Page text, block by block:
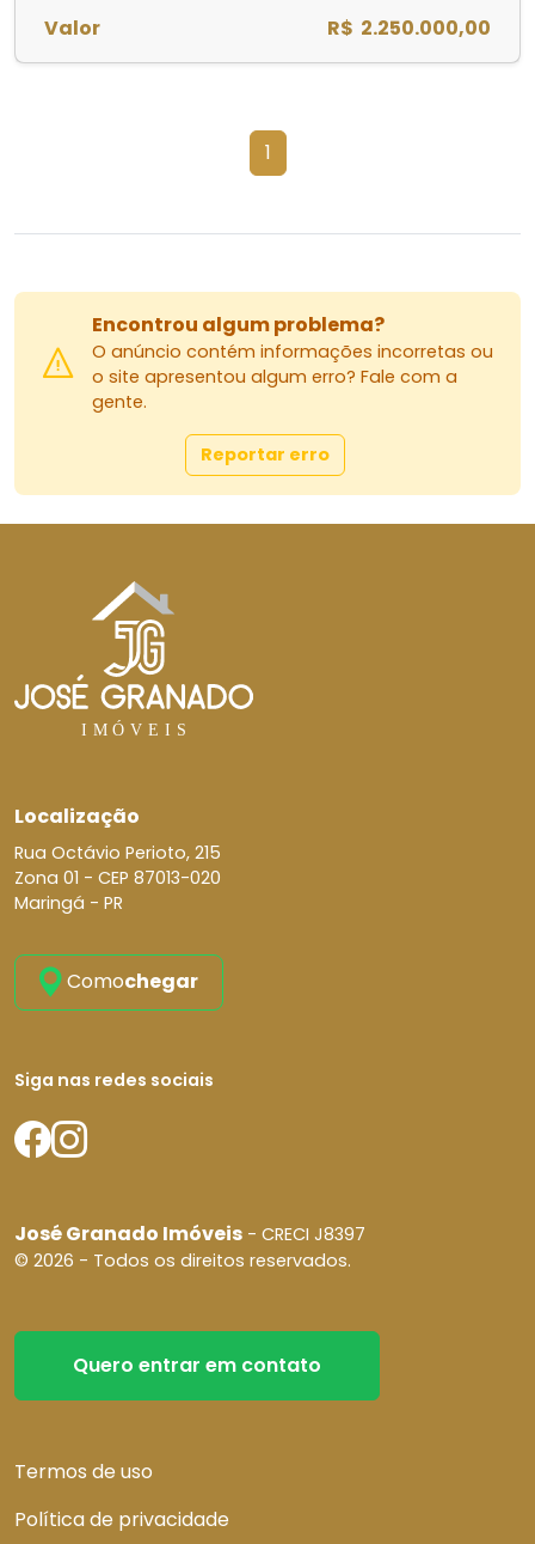
Valor R$ 2.250.000,00
1
Encontrou algum problema?
O anúncio contém informações incorretas ou
o site apresentou algum erro? Fale com a
gente.
Reportar erro
Localização
Rua Octávio Perioto, 215
Zona 01 - CEP 87013-020
Maringá - PR
Comochegar
Siga nas redes sociais
José Granado Imóveis - CRECI J8397
© 2026 - Todos os direitos reservados.
Quero entrar em contato
Termos de uso
Política de privacidade